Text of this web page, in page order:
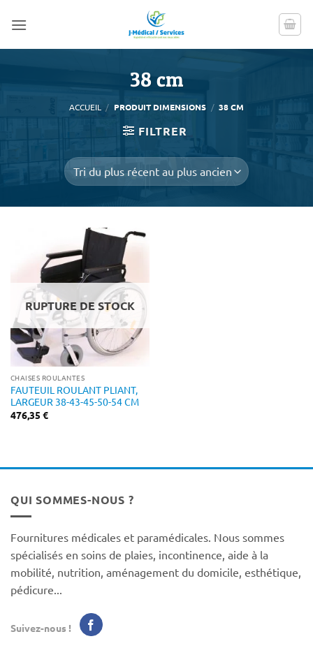
38 cm
ACCUEIL / PRODUIT DIMENSIONS / 38 CM
FILTRER
RUPTURE DE STOCK
CHAISES ROULANTES
FAUTEUIL ROULANT PLIANT,
LARGEUR 38-43-45-50-54 CM
476,35 €
QUI SOMMES-NOUS ?
Fournitures médicales et paramédicales. Nous sommes
spécialisés en soins de plaies, incontinence, aide à la
mobilité, nutrition, aménagement du domicile, esthétique,
pédicure...
Suivez-nous !